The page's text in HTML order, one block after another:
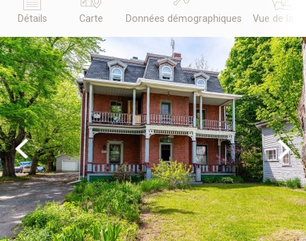
Détails Carte Données démographiques Vue de la
Previous Next